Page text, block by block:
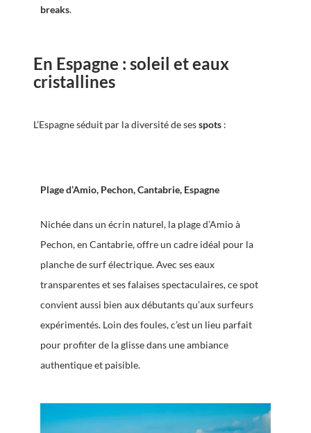
breaks.
En Espagne : soleil et eaux
cristallines
L’Espagne séduit par la diversité de sesspots :
Plage d’Amio, Pechon, Cantabrie, Espagne
Nichée dans un écrin naturel, la plage d’Amio à
Pechon, en Cantabrie, offre un cadre idéal pour la
planche de surf électrique. Avec ses eaux
transparentes et ses falaises spectaculaires, ce spot
convient aussi bien aux débutants qu’aux surfeurs
expérimentés. Loin des foules, c’est un lieu parfait
pour profiter de la glisse dans une ambiance
authentique et paisible.